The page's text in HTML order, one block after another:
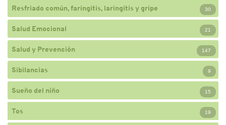
Resfriado común, faringitis, laringitis y gripe 30
Salud Emocional 21
Salud y Prevención 147
Sibilancias 9
Sueño del niño 15
Tos 19